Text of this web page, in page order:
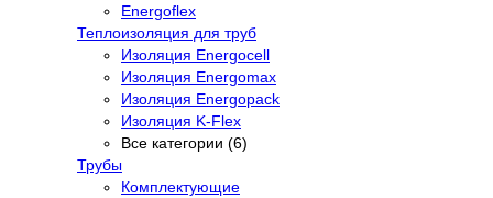
Energoflex
Теплоизоляция для труб
Изоляция Energocell
Изоляция Energomax
Изоляция Energopack
Изоляция K-Flex
Все категории (6)
Трубы
Комплектующие